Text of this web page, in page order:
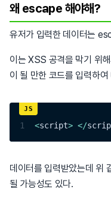
왜 escape 해야해?
유저가 입력한 데이터는
이는 XSS 공격을 막기 위
이 될 만한 코드를 입력하
1 <script> </
데이터를 입력받았는데 위
될 가능성도 있다.